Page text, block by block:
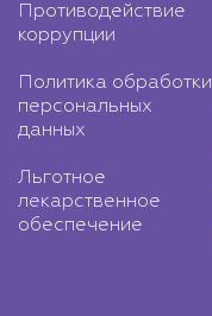
Противодействие
коррупции
Политика обработки
персональных
данных
Льготное
лекарственное
обеспечение